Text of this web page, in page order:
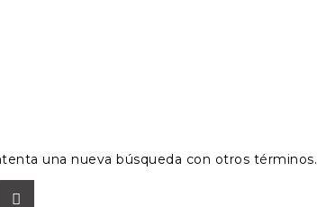
una nueva búsqueda con otros términos.